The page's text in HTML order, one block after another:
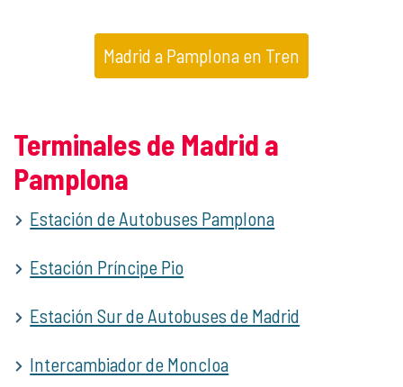
Madrid a Pamplona en Tren
Terminales de Madrid a
Pamplona
Estación de Autobuses Pamplona
Estación Príncipe Pio
Estación Sur de Autobuses de Madrid
Intercambiador de Moncloa